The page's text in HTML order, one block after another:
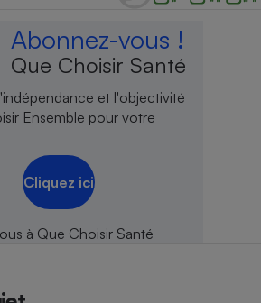
Abonnez-vous !
Que Choisir Santé
et l'objectivité
Ensemble pour votre
Cliquez ici